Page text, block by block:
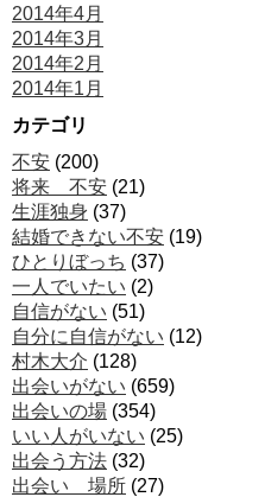
2014年4月
2014年3月
2014年2月
2014年1月
カテゴリ
不安 (200)
将来 不安 (21)
生涯独身 (37)
結婚できない不安 (19)
ひとりぼっち (37)
一人でいたい (2)
自信がない (51)
自分に自信がない (12)
村木大介 (128)
出会いがない (659)
出会いの場 (354)
いい人がいない (25)
出会う方法 (32)
出会い 場所 (27)